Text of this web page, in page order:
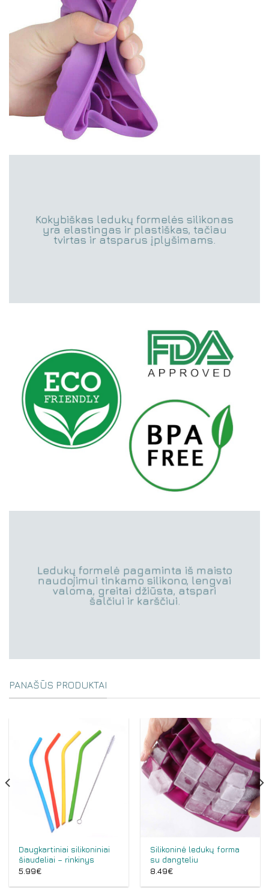
Kokybiškas ledukų formelės silikonas
yra elastingas ir plastiškas, tačiau
tvirtas ir atsparus įplyšimams.
Ledukų formelė pagaminta iš maisto
naudojimui tinkamo silikono, lengvai
valoma, greitai džiūsta, atspari
šalčiui ir karščiui.
PANAŠŪS PRODUKTAI
Daugkartiniai silikoniniai
šiaudeliai – rinkinys
5.99€
Silikoninė ledukų forma
su dangteliu
8.49€